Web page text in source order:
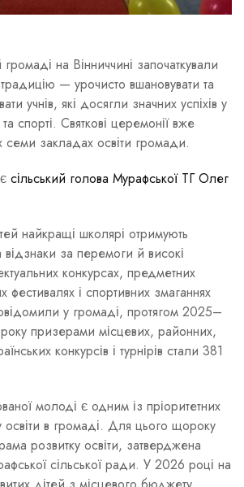
на Вінниччині започаткували
— урочисто вшановувати та
учнів, які досягли значних успіхів у
та спорті. Святкові церемонії вже
семи закладах освіти громади.
сільський голова Мурафської ТГ Олег
найкращі школярі отримують
за перемоги й високі
конкурсах, предметних
фестивалях і спортивних змаганнях
у громаді, протягом 2025–
призерами місцевих, районних,
конкурсів і турнірів стали 381
молоді є одним із пріоритетних
освіти в громаді. Для цього щороку
розвитку освіти, затверджена
сільської ради. У 2026 році на